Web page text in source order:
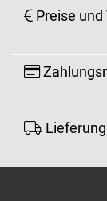
Preise und
Lieferung